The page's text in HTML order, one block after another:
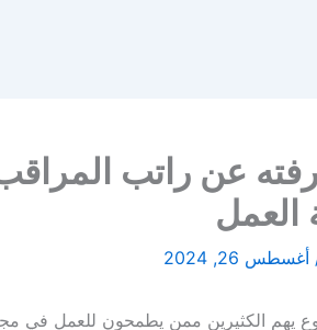
عن راتب
أغسطس 26, 2024
يهم الكثيرين ممن يطمحون للعمل في